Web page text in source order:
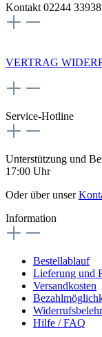
Kontakt 02244 33938
VERTRAG
Service-Hotline
Unterstützung und
17:00 Uhr
Oder über unser
Information
Bestellablauf
Lieferung und
Versandkosten
Hilfe / FAQ